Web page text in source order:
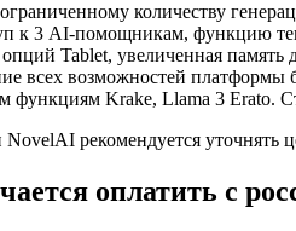
количеству
к 3 AI-помощникам, функцию
Tablet, увеличенная
всех возможностей платформы
функциям Krake, Llama 3 Erato.
рекомендуется
оплатить с